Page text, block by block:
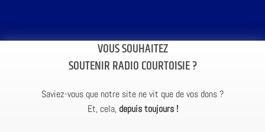
VOUS SOUHAITEZ
SOUTENIR RADIO COURTOISIE ?
Saviez-vous que notre site ne vit que de vos dons ?
Et, cela, depuis toujours !